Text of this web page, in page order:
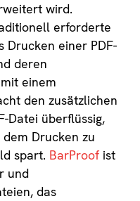
wird.
erforderte
Drucken einer PDF-
deren
einem
den zusätzlichen
Datei überflüssig,
Drucken zu
spart. BarProof ist
und
das